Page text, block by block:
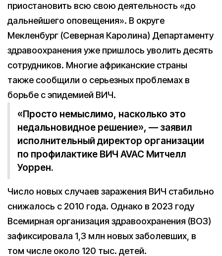
приостановить всю свою деятельность «до
дальнейшего оповещения». В округе
Мекленбург (Северная Каролина) Департаменту
здравоохранения уже пришлось уволить десять
сотрудников. Многие африканские страны
также сообщили о серьезных проблемах в
борьбе с эпидемией ВИЧ.
«Просто немыслимо, насколько это
недальновидное решение», — заявил
исполнительный директор организации
по профилактике ВИЧ AVAC Митчелл
Уоррен.
Число новых случаев заражения ВИЧ стабильно
снижалось с 2010 года. Однако в 2023 году
Всемирная организация здравоохранения (ВОЗ)
зафиксировала 1,3 млн новых заболевших, в
том числе около 120 тыс. детей.